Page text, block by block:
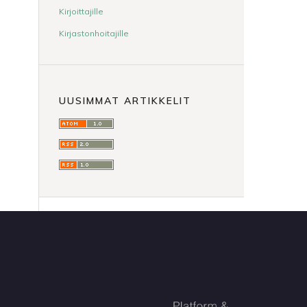
Kirjoittajille
Kirjastonhoitajille
UUSIMMAT ARTIKKELIT